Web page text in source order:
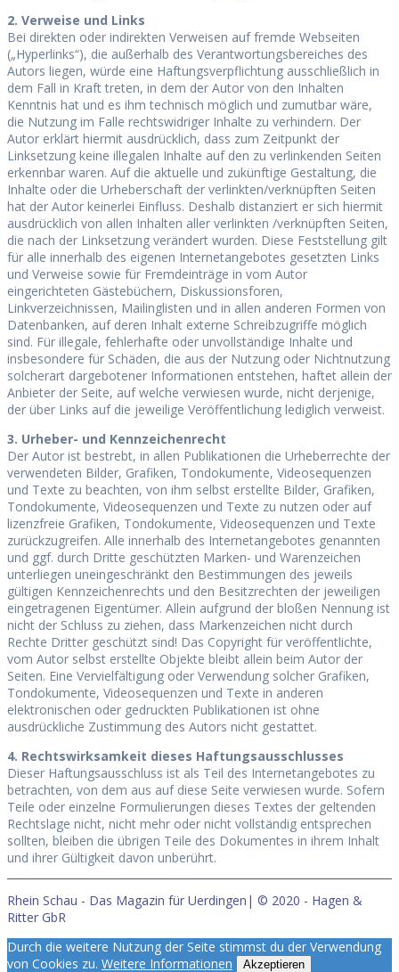
2. Verweise und Links
Bei direkten oder indirekten Verweisen auf fremde Webseiten
(„Hyperlinks“), die außerhalb des Verantwortungsbereiches des
Autors liegen, würde eine Haftungsverpflichtung ausschließlich in
dem Fall in Kraft treten, in dem der Autor von den Inhalten
Kenntnis hat und es ihm technisch möglich und zumutbar wäre,
die Nutzung im Falle rechtswidriger Inhalte zu verhindern. Der
Autor erklärt hiermit ausdrücklich, dass zum Zeitpunkt der
Linksetzung keine illegalen Inhalte auf den zu verlinkenden Seiten
erkennbar waren. Auf die aktuelle und zukünftige Gestaltung, die
Inhalte oder die Urheberschaft der verlinkten/verknüpften Seiten
hat der Autor keinerlei Einfluss. Deshalb distanziert er sich hiermit
ausdrücklich von allen Inhalten aller verlinkten /verknüpften Seiten,
die nach der Linksetzung verändert wurden. Diese Feststellung gilt
für alle innerhalb des eigenen Internetangebotes gesetzten Links
und Verweise sowie für Fremdeinträge in vom Autor
eingerichteten Gästebüchern, Diskussionsforen,
Linkverzeichnissen, Mailinglisten und in allen anderen Formen von
Datenbanken, auf deren Inhalt externe Schreibzugriffe möglich
sind. Für illegale, fehlerhafte oder unvollständige Inhalte und
insbesondere für Schäden, die aus der Nutzung oder Nichtnutzung
solcherart dargebotener Informationen entstehen, haftet allein der
Anbieter der Seite, auf welche verwiesen wurde, nicht derjenige,
der über Links auf die jeweilige Veröffentlichung lediglich verweist.
3. Urheber- und Kennzeichenrecht
Der Autor ist bestrebt, in allen Publikationen die Urheberrechte der
verwendeten Bilder, Grafiken, Tondokumente, Videosequenzen
und Texte zu beachten, von ihm selbst erstellte Bilder, Grafiken,
Tondokumente, Videosequenzen und Texte zu nutzen oder auf
lizenzfreie Grafiken, Tondokumente, Videosequenzen und Texte
zurückzugreifen. Alle innerhalb des Internetangebotes genannten
und ggf. durch Dritte geschützten Marken- und Warenzeichen
unterliegen uneingeschränkt den Bestimmungen des jeweils
gültigen Kennzeichenrechts und den Besitzrechten der jeweiligen
eingetragenen Eigentümer. Allein aufgrund der bloßen Nennung ist
nicht der Schluss zu ziehen, dass Markenzeichen nicht durch
Rechte Dritter geschützt sind! Das Copyright für veröffentlichte,
vom Autor selbst erstellte Objekte bleibt allein beim Autor der
Seiten. Eine Vervielfältigung oder Verwendung solcher Grafiken,
Tondokumente, Videosequenzen und Texte in anderen
elektronischen oder gedruckten Publikationen ist ohne
ausdrückliche Zustimmung des Autors nicht gestattet.
4. Rechtswirksamkeit dieses Haftungsausschlusses
Dieser Haftungsausschluss ist als Teil des Internetangebotes zu
betrachten, von dem aus auf diese Seite verwiesen wurde. Sofern
Teile oder einzelne Formulierungen dieses Textes der geltenden
Rechtslage nicht, nicht mehr oder nicht vollständig entsprechen
sollten, bleiben die übrigen Teile des Dokumentes in ihrem Inhalt
und ihrer Gültigkeit davon unberührt.
Rhein Schau - Das Magazin für Uerdingen| © 2020 - Hagen &
Ritter GbR
Durch die weitere Nutzung der Seite stimmst du der Verwendung
von Cookies zu. Weitere Informationen Akzeptieren